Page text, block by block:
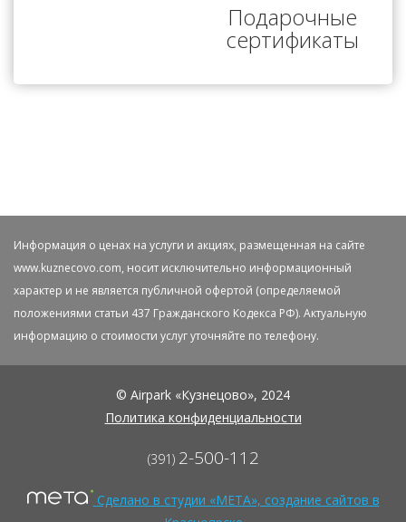
Подарочные
сертификаты
Информация о ценах на услуги и акциях, размещенная на сайте
www.kuznecovo.com, носит исключительно информационный
характер и не является публичной офертой (определяемой
положениями статьи 437 Гражданского Кодекса РФ). Актуальную
информацию о стоимости услуг уточняйте по телефону.
© Airpark «Кузнецово», 2024
Политика конфиденциальности
(391) 2-500-112
Сделано в студии «МЕТА», создание сайтов в